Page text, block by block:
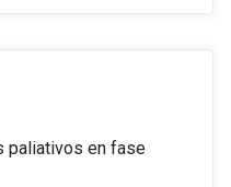
paliativos en fase